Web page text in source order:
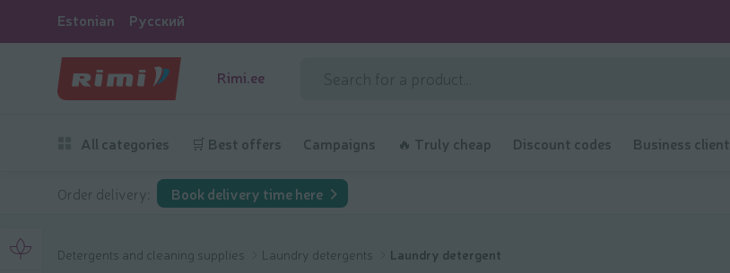
Estonian Русский
Rimi.ee
All categories 🛒 Best offers Campaigns 🔥 Truly cheap Discount codes Business client
Order delivery: Book delivery time here
Detergents and cleaning supplies Laundry detergents Laundry detergent